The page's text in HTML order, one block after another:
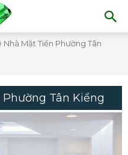
Nhà Mặt Tiền Phường Tân
Tân Kiểng